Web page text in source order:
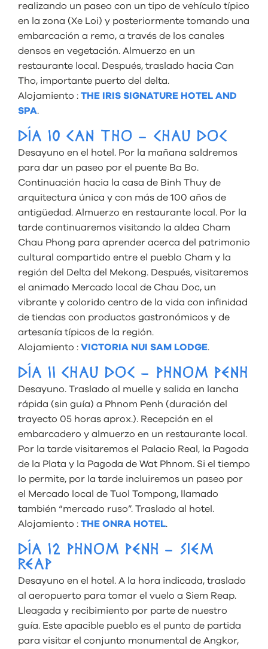
realizando un paseo con un tipo de vehículo típico
en la zona (Xe Loi) y posteriormente tomando una
embarcación a remo, a través de los canales
densos en vegetación. Almuerzo en un
restaurante local. Después, traslado hacia Can
Tho, importante puerto del delta.
Alojamiento : THE IRIS SIGNATURE HOTEL AND
SPA.
DÍA 10 CAN THO – CHAU DOC
Desayuno en el hotel. Por la mañana saldremos
para dar un paseo por el puente Ba Bo.
Continuación hacia la casa de Binh Thuy de
arquitectura única y con más de 100 años de
antigüedad. Almuerzo en restaurante local. Por la
tarde continuaremos visitando la aldea Cham
Chau Phong para aprender acerca del patrimonio
cultural compartido entre el pueblo Cham y la
región del Delta del Mekong. Después, visitaremos
el animado Mercado local de Chau Doc, un
vibrante y colorido centro de la vida con infinidad
de tiendas con productos gastronómicos y de
artesanía típicos de la región.
Alojamiento : VICTORIA NUI SAM LODGE.
DÍA 11 CHAU DOC – PHNOM PENH
Desayuno. Traslado al muelle y salida en lancha
rápida (sin guía) a Phnom Penh (duración del
trayecto 05 horas aprox.). Recepción en el
embarcadero y almuerzo en un restaurante local.
Por la tarde visitaremos el Palacio Real, la Pagoda
de la Plata y la Pagoda de Wat Phnom. Si el tiempo
lo permite, por la tarde incluiremos un paseo por
el Mercado local de Tuol Tompong, llamado
también “mercado ruso”. Traslado al hotel.
Alojamiento : THE ONRA HOTEL.
DÍA 12 PHNOM PENH – SIEM
REAP
Desayuno en el hotel. A la hora indicada, traslado
al aeropuerto para tomar el vuelo a Siem Reap.
Lleagada y recibimiento por parte de nuestro
guía. Este apacible pueblo es el punto de partida
para visitar el conjunto monumental de Angkor,